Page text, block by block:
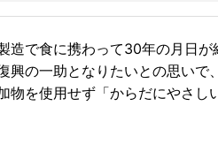
で食に携わって30年の月日が
の一助となりたいとの思いで
物を使用せず「からだにやさし